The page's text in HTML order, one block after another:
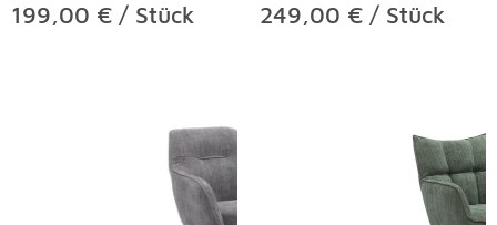
199,00 € / Stück 249,00 € / Stück